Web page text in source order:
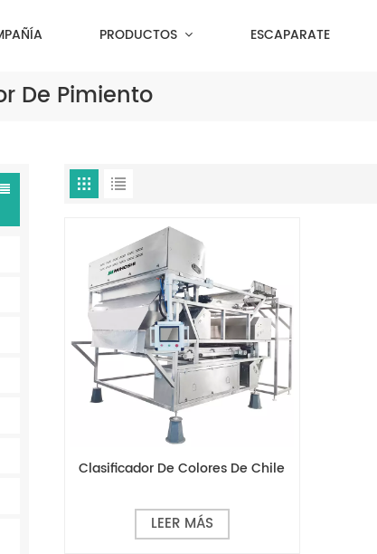
PRODUCTOS ESCAPARATE
De Pimiento
Clasificador De Colores De Chile
LEER MÁS